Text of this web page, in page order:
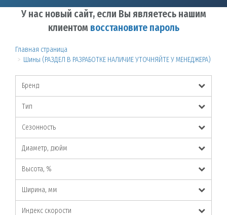
У нас новый сайт, если Вы являетесь нашим
клиентом восстановите пароль
Главная страница
Шины (РАЗДЕЛ В РАЗРАБОТКЕ НАЛИЧИЕ УТОЧНЯЙТЕ У МЕНЕДЖЕРА)
Бренд
Тип
Сезонность
Диаметр, дюйм
Высота, %
Ширина, мм
Индекс скорости